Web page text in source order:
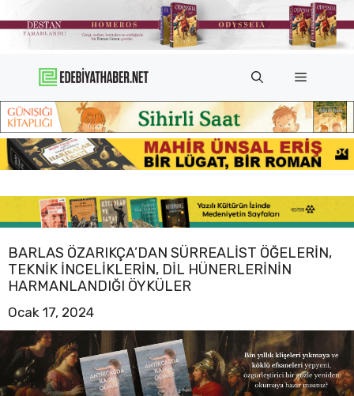
atla
Menü
BARLAS ÖZARIKÇA’DAN SÜRREALIST ÖĞELERIN,
TEKNIK INCELIKLERIN, DIL HÜNERLERININ
HARMANLANDIĞI ÖYKÜLER
Ocak 17, 2024